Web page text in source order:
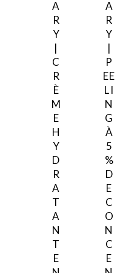
A
R
Y
|
C
R
È
M
E
H
Y
D
R
A
T
A
N
T
E
A
R
Y
|
P
EE
LI
N
G
À
5
%
D
E
C
O
N
C
E